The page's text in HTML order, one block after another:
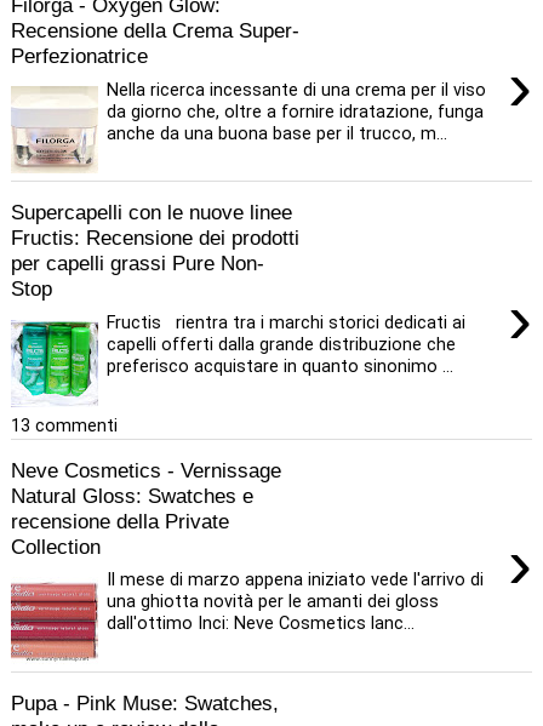
Recensione della Crema Super-
Perfezionatrice
›
Nella ricerca incessante di una crema per il viso
da giorno che, oltre a fornire idratazione, funga
anche da una buona base per il trucco, m...
Supercapelli con le nuove linee
Fructis: Recensione dei prodotti
per capelli grassi Pure Non-
Stop
›
Fructis rientra tra i marchi storici dedicati ai
capelli offerti dalla grande distribuzione che
preferisco acquistare in quanto sinonimo ...
13 commenti
Neve Cosmetics - Vernissage
Natural Gloss: Swatches e
recensione della Private
Collection
›
Il mese di marzo appena iniziato vede l'arrivo di
una ghiotta novità per le amanti dei gloss
dall'ottimo Inci: Neve Cosmetics lanc...
Pupa - Pink Muse: Swatches,